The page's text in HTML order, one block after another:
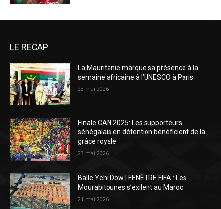
LE RECAP
La Mauritanie marque sa présence à la
semaine africaine à l’UNESCO à Paris
23 mai 2026
Finale CAN 2025: Les supporteurs
sénégalais en détention bénéficient de la
grâce royale
23 mai 2026
Balle Yehi Dow | FENÊTRE FIFA : Les
Mourabitounes s’exilent au Maroc
21 mai 2026